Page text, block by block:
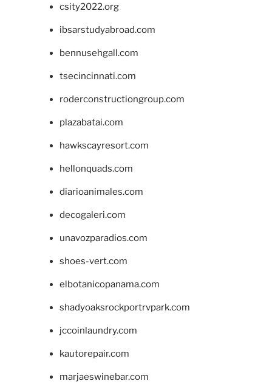
csity2022.org
ibsarstudyabroad.com
bennusehgall.com
tsecincinnati.com
roderconstructiongroup.com
plazabatai.com
hawkscayresort.com
hellonquads.com
diarioanimales.com
decogaleri.com
unavozparadios.com
shoes-vert.com
elbotanicopanama.com
shadyoaksrockportrvpark.com
jccoinlaundry.com
kautorepair.com
marjaeswinebar.com